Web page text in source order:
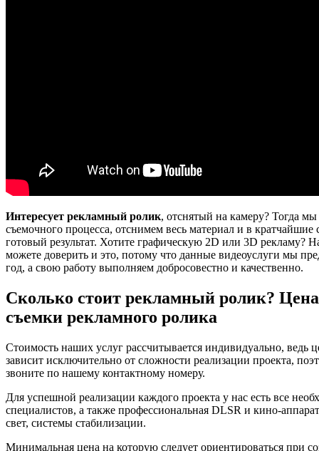
Интересует рекламный ролик, отснятый на камеру? Тогда
съемочного процесса, отснимем весь материал и в
готовый результат. Хотите графическую 2D или 3D рекламу?
можете доверить и это, потому что данные видеоуслуги мы
год, а свою работу выполняем добросовестно и качественно.
Сколько стоит рекламный ролик?
съемки рекламного ролика
Стоимость наших услуг рассчитывается индивидуально, ведь
зависит исключительно от сложности реализации проекта,
звоните по нашему контактному номеру.
Для успешной реализации каждого проекта у нас есть все
специалистов, а также профессиональная DLSR и кино-
свет, системы стабилизации.
Минимальная цена на которую следует ориентироваться при